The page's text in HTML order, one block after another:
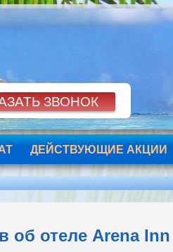
ДЕЙСТВУЮЩИЕ АКЦИИ
об отеле Arena